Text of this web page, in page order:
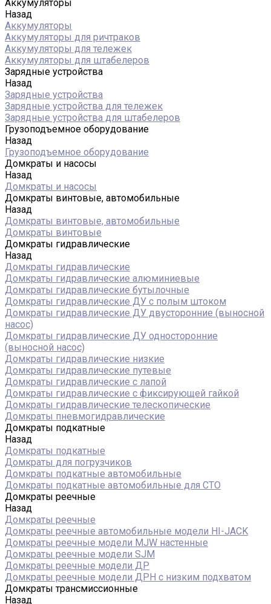
Аккумуляторы
Назад
Аккумуляторы
Аккумуляторы для ричтраков
Аккумуляторы для тележек
Аккумуляторы для штабелеров
Зарядные устройства
Назад
Зарядные устройства
Зарядные устройства для тележек
Зарядные устройства для штабелеров
Грузоподъемное оборудование
Назад
Грузоподъемное оборудование
Домкраты и насосы
Назад
Домкраты и насосы
Домкраты винтовые, автомобильные
Назад
Домкраты винтовые, автомобильные
Домкраты винтовые
Домкраты гидравлические
Назад
Домкраты гидравлические
Домкраты гидравлические алюминиевые
Домкраты гидравлические бутылочные
Домкраты гидравлические ДУ c полым штоком
Домкраты гидравлические ДУ двусторонние (выносной
насос)
Домкраты гидравлические ДУ односторонние
(выносной насос)
Домкраты гидравлические низкие
Домкраты гидравлические путевые
Домкраты гидравлические с лапой
Домкраты гидравлические с фиксирующей гайкой
Домкраты гидравлические телескопические
Домкраты пневмогидравлические
Домкраты подкатные
Назад
Домкраты подкатные
Домкраты для погрузчиков
Домкраты подкатные автомобильные
Домкраты подкатные автомобильные для СТО
Домкраты реечные
Назад
Домкраты реечные
Домкраты реечные автомобильные модели HI-JACK
Домкраты реечные модели MJW настенные
Домкраты реечные модели SJM
Домкраты реечные модели ДР
Домкраты реечные модели ДРН с низким подхватом
Домкраты трансмиссионные
Назад